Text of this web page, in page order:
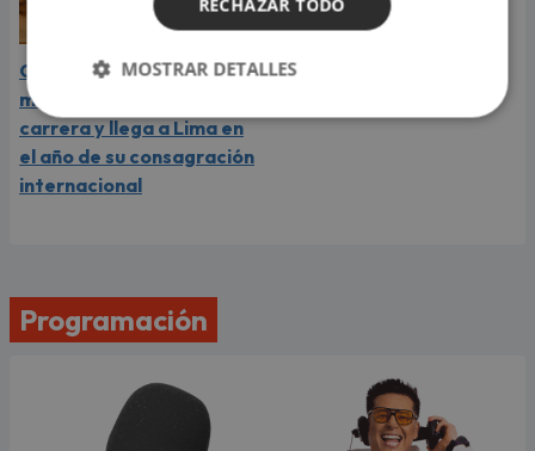
Carín León está en el
mejor momento de su
carrera y llega a Lima en
el año de su consagración
internacional
Programación
RECHAZAR TODO
MOSTRAR DETALLES